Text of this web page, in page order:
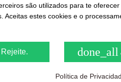
e tampa Vidro Preto Modelo
design moderno original trará o
para sua casa, fiel às
seu design permite que ele se
são utilizados para te oferecer
Aceitas estes cookies e o
Rejeite. done_all
Política de